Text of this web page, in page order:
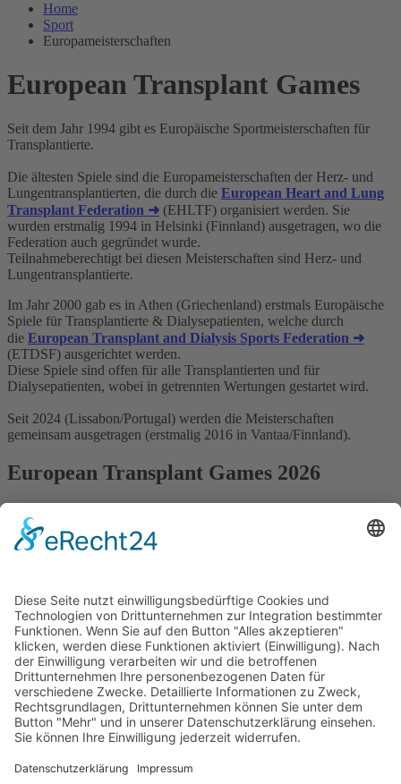
Home
Sport
Europameisterschaften
European Transplant Games
Seit dem Jahr 1994 gibt es Europäische Sportmeisterschaften für
Transplantierte.
Die ältesten Spiele sind die Europameisterschaften der Herz- und
Lungentransplantierten, die durch die European Heart and Lung
Transplant Federation ➜ (EHLTF) organisiert werden. Sie
wurden erstmalig 1994 in Helsinki (Finnland) ausgetragen, wo die
Federation auch gegründet wurde.
Teilnahmeberechtigt bei diesen Meisterschaften sind Herz- und
Lungentransplantierte.
Im Jahr 2000 gab es in Athen (Griechenland) erstmals Europäische
Spiele für Transplantierte & Dialysepatienten, welche durch
die European Transplant and Dialysis Sports Federation ➜
(ETDSF) ausgerichtet werden.
Diese Spiele sind offen für alle Transplantierten und für
Dialysepatienten, wobei in getrennten Wertungen gestartet wird.
Seit 2024 (Lissabon/Portugal) werden die Meisterschaften
gemeinsam ausgetragen (erstmalig 2016 in Vantaa/Finnland).
European Transplant Games 2026
Dialysepatienten & Spenderfamilien finden vom 20. - 27. Juni 2026
in Arnhem / Niederlande statt.
Die Anmeldung ist geöffnet.
Alle aktuellen Informationen findet ihr auf der Webseite der ETG
2026.
zur Webseite der ETG 2026
direkt zur Anmeldung
Impressum
Datenschutz
Cookie-Settings
Spenden
Sitemap